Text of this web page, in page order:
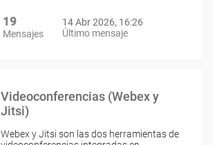
19
Mensajes
14 Abr 2026, 16:26
Último mensaje
Videoconferencias (Webex y
Jitsi)
Webex y Jitsi son las dos herramientas de